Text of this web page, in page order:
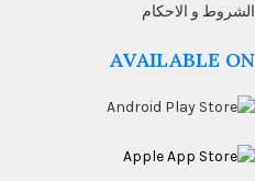
الشروط و الاحكام
AVAILABLE ON